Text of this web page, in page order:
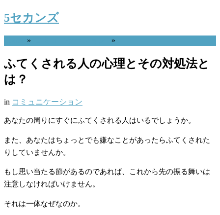
5セカンズ
» »
ふてくされる人の心理とその対処法と
は？
in コミュニケーション
あなたの周りにすぐにふてくされる人はいるでしょうか。
また、あなたはちょっとでも嫌なことがあったらふてくされた
りしていませんか。
もし思い当たる節があるのであれば、これから先の振る舞いは
注意しなければいけません。
それは一体なぜなのか。